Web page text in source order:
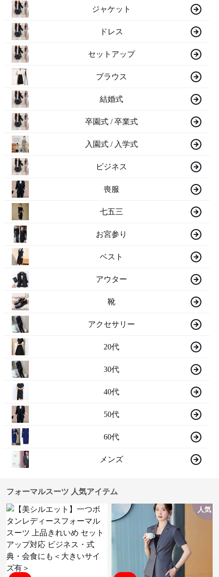
ジャケット
ドレス
セットアップ
ブラウス
結婚式
卒園式 / 卒業式
入園式 / 入学式
ビジネス
喪服
七五三
お宮参り
ベスト
アウター
靴
アクセサリー
20代
30代
40代
50代
60代
メンズ
フォーマルスーツ 人気アイテム
人気